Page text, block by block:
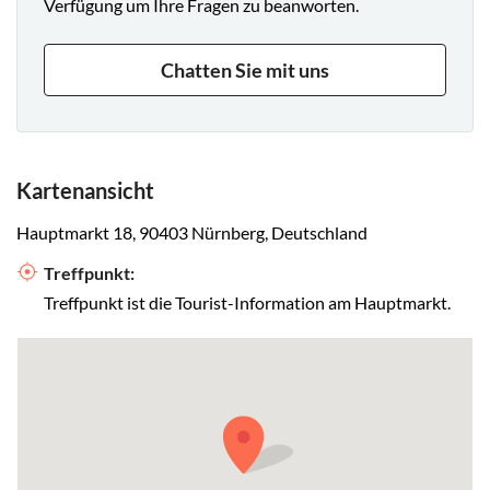
Verfügung um Ihre Fragen zu beanworten.
Chatten Sie mit uns
Kartenansicht
Hauptmarkt 18, 90403 Nürnberg, Deutschland
Treffpunkt:
Treffpunkt ist die Tourist-Information am Hauptmarkt.